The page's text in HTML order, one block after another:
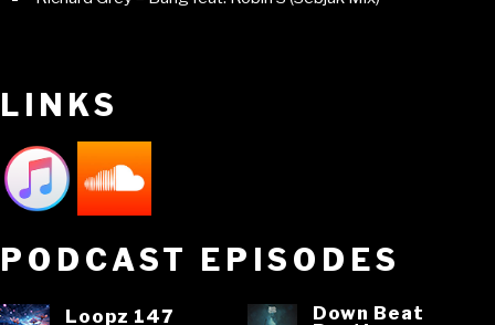
LINKS
PODCAST EPISODES
Loopz 147
Down Beat